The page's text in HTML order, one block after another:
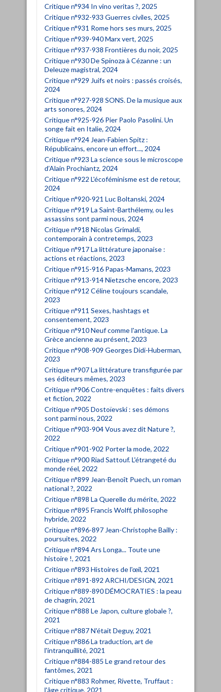
Critique n°934 In vino veritas ?, 2025
Critique n°932-933 Guerres civiles, 2025
Critique n°931 Rome hors ses murs, 2025
Critique n°939-940 Marx vert, 2025
Critique n°937-938 Frontières du noir, 2025
Critique n°930 De Spinoza à Cézanne : un
Deleuze magistral, 2024
Critique n°929 Juifs et noirs : passés croisés,
2024
Critique n°927-928 SONS. De la musique aux
arts sonores, 2024
Critique n°925-926 Pier Paolo Pasolini. Un
songe fait en Italie, 2024
Critique n°924 Jean-Fabien Spitz :
Républicains, encore un effort..., 2024
Critique n°923 La science sous le microscope
d’Alain Prochiantz, 2024
Critique n°922 L'écoféminisme est de retour,
2024
Critique n°920-921 Luc Boltanski, 2024
Critique n°919 La Saint-Barthélemy, ou les
assassins sont parmi nous, 2024
Critique n°918 Nicolas Grimaldi,
contemporain à contretemps, 2023
Critique n°917 La littérature japonaise :
actions et réactions, 2023
Critique n°915-916 Papas-Mamans, 2023
Critique n°913-914 Nietzsche encore, 2023
Critique n°912 Céline toujours scandale,
2023
Critique n°911 Sexes, hashtags et
consentement, 2023
Critique n°910 Neuf comme l'antique. La
Grèce ancienne au présent, 2023
Critique n°908-909 Georges Didi-Huberman,
2023
Critique n°907 La littérature transfigurée par
ses éditeurs mêmes, 2023
Critique n°906 Contre-enquêtes : faits divers
et fiction, 2022
Critique n°905 Dostoïevski : ses démons
sont parmi nous, 2022
Critique n°903-904 Vous avez dit Nature ?,
2022
Critique n°901-902 Porter la mode, 2022
Critique n°900 Riad Sattouf. L'étrangeté du
monde réel, 2022
Critique n°899 Jean-Benoît Puech, un roman
national ?, 2022
Critique n°898 La Querelle du mérite, 2022
Critique n°895 Francis Wolff, philosophe
hybride, 2022
Critique n°896-897 Jean-Christophe Bailly :
poursuites, 2022
Critique n°894 Ars Longa... Toute une
histoire !, 2021
Critique n°893 Histoires de l'œil, 2021
Critique n°891-892 ARCHI/DESIGN, 2021
Critique n°889-890 DÉMOCRATIES : la peau
de chagrin, 2021
Critique n°888 Le Japon, culture globale ?,
2021
Critique n°887 N'était Deguy, 2021
Critique n°886 La traduction, art de
l'intranquillité, 2021
Critique n°884-885 Le grand retour des
fantômes, 2021
Critique n°883 Rohmer, Rivette, Truffaut :
l'âge critique, 2021